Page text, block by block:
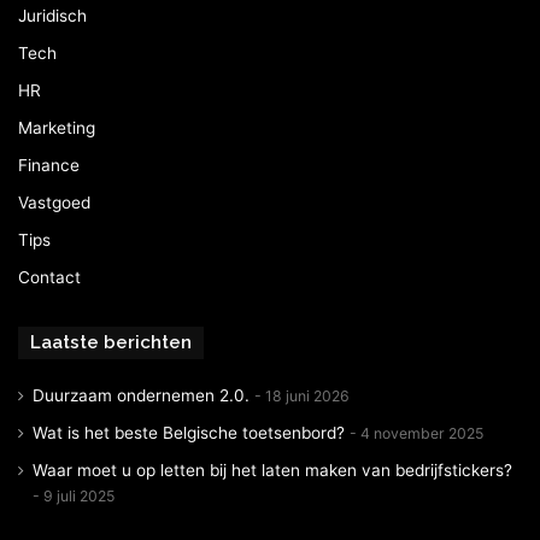
Juridisch
Tech
HR
Marketing
Finance
Vastgoed
Tips
Contact
Laatste berichten
Duurzaam ondernemen 2.0. 18 juni 2026
Wat is het beste Belgische toetsenbord? 4 november 2025
Waar moet u op letten bij het laten maken van bedrijfstickers?
9 juli 2025